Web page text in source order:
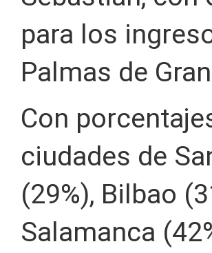
para los
Palmas de
Con
ciudades de
(29%), Bilbao
Salamanca